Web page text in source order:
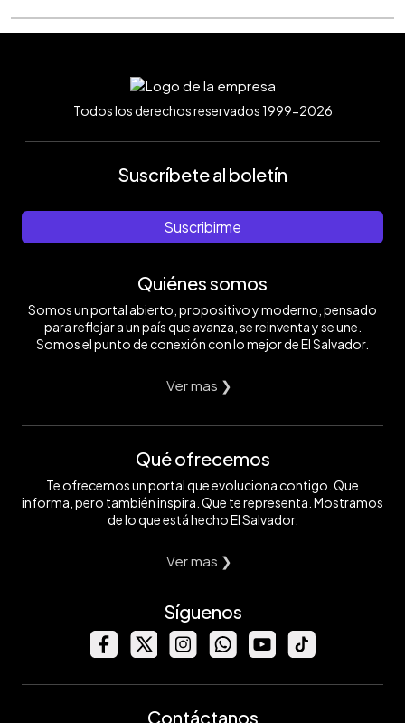
Todos los derechos reservados 1999-2026
Suscríbete al boletín
Suscribirme
Quiénes somos
Somos un portal abierto, propositivo y moderno, pensado
para reflejar a un país que avanza, se reinventa y se une.
Somos el punto de conexión con lo mejor de El Salvador.
Ver mas ❯
Qué ofrecemos
Te ofrecemos un portal que evoluciona contigo. Que
informa, pero también inspira. Que te representa. Mostramos
de lo que está hecho El Salvador.
Ver mas ❯
Síguenos
Contáctanos